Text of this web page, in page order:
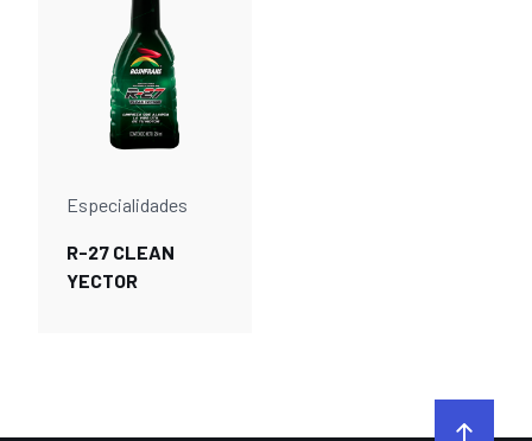
Especialidades
R-27 CLEAN
YECTOR